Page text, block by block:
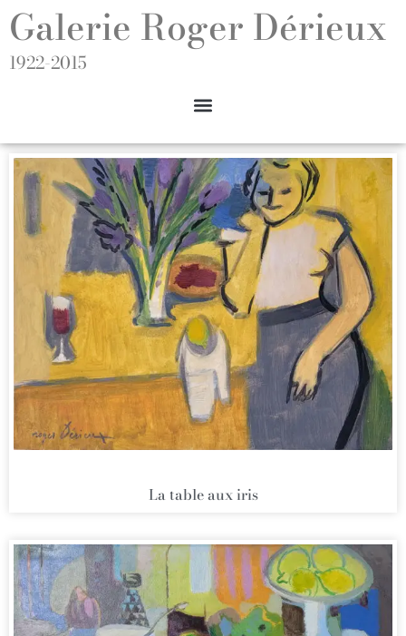
Galerie Roger Dérieux
1922-2015
La table aux iris